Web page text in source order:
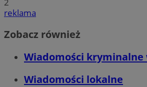
reklama
Zobacz również
Wiadomości kryminalne
Wiadomości lokalne